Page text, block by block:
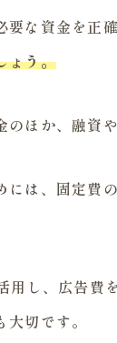
要な資金を正
ょう。
ほか、融資
には、固定費
用し、広告費
切です。